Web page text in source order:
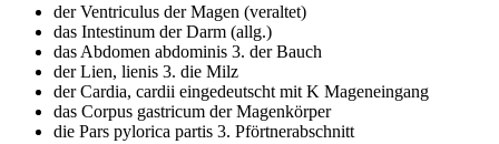
der Ventriculus der Magen (veraltet)
das Intestinum der Darm (allg.)
das Abdomen abdominis 3. der Bauch
der Lien, lienis 3. die Milz
der Cardia, cardii eingedeutscht mit K Mageneingang
das Corpus gastricum der Magenkörper
die Pars pylorica partis 3. Pförtnerabschnitt